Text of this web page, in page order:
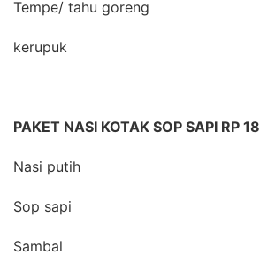
Tempe/ tahu goreng
kerupuk
PAKET NASI KOTAK SOP SAPI RP
Nasi putih
Sop sapi
Sambal